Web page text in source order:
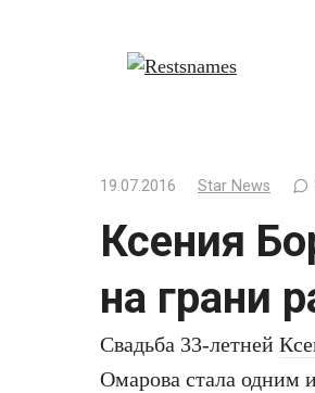
19.07.2016 Star News
Ксения
на грани
Свадьба 33-летней
Омарова стала одним